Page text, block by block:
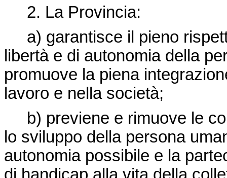
2. La Provincia:
a) garantisce il pieno
libertà e di autonomia della
promuove la piena
lavoro e nella società;
b) previene e rimuove le
lo sviluppo della persona
autonomia possibile e la